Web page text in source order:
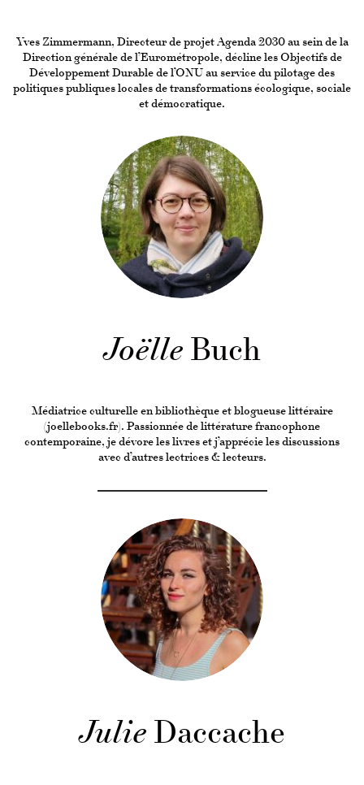
Yves Zimmermann, Directeur de projet Agenda 2030 au sein de la
Direction générale de l’Eurométropole, décline les Objectifs de
Développement Durable de l’ONU au service du pilotage des
politiques publiques locales de transformations écologique, sociale
et démocratique.
JoëlleBuch
Médiatrice culturelle en bibliothèque et blogueuse littéraire
(joellebooks.fr). Passionnée de littérature francophone
contemporaine, je dévore les livres et j’apprécie les discussions
avec d’autres lectrices & lecteurs.
JulieDaccache